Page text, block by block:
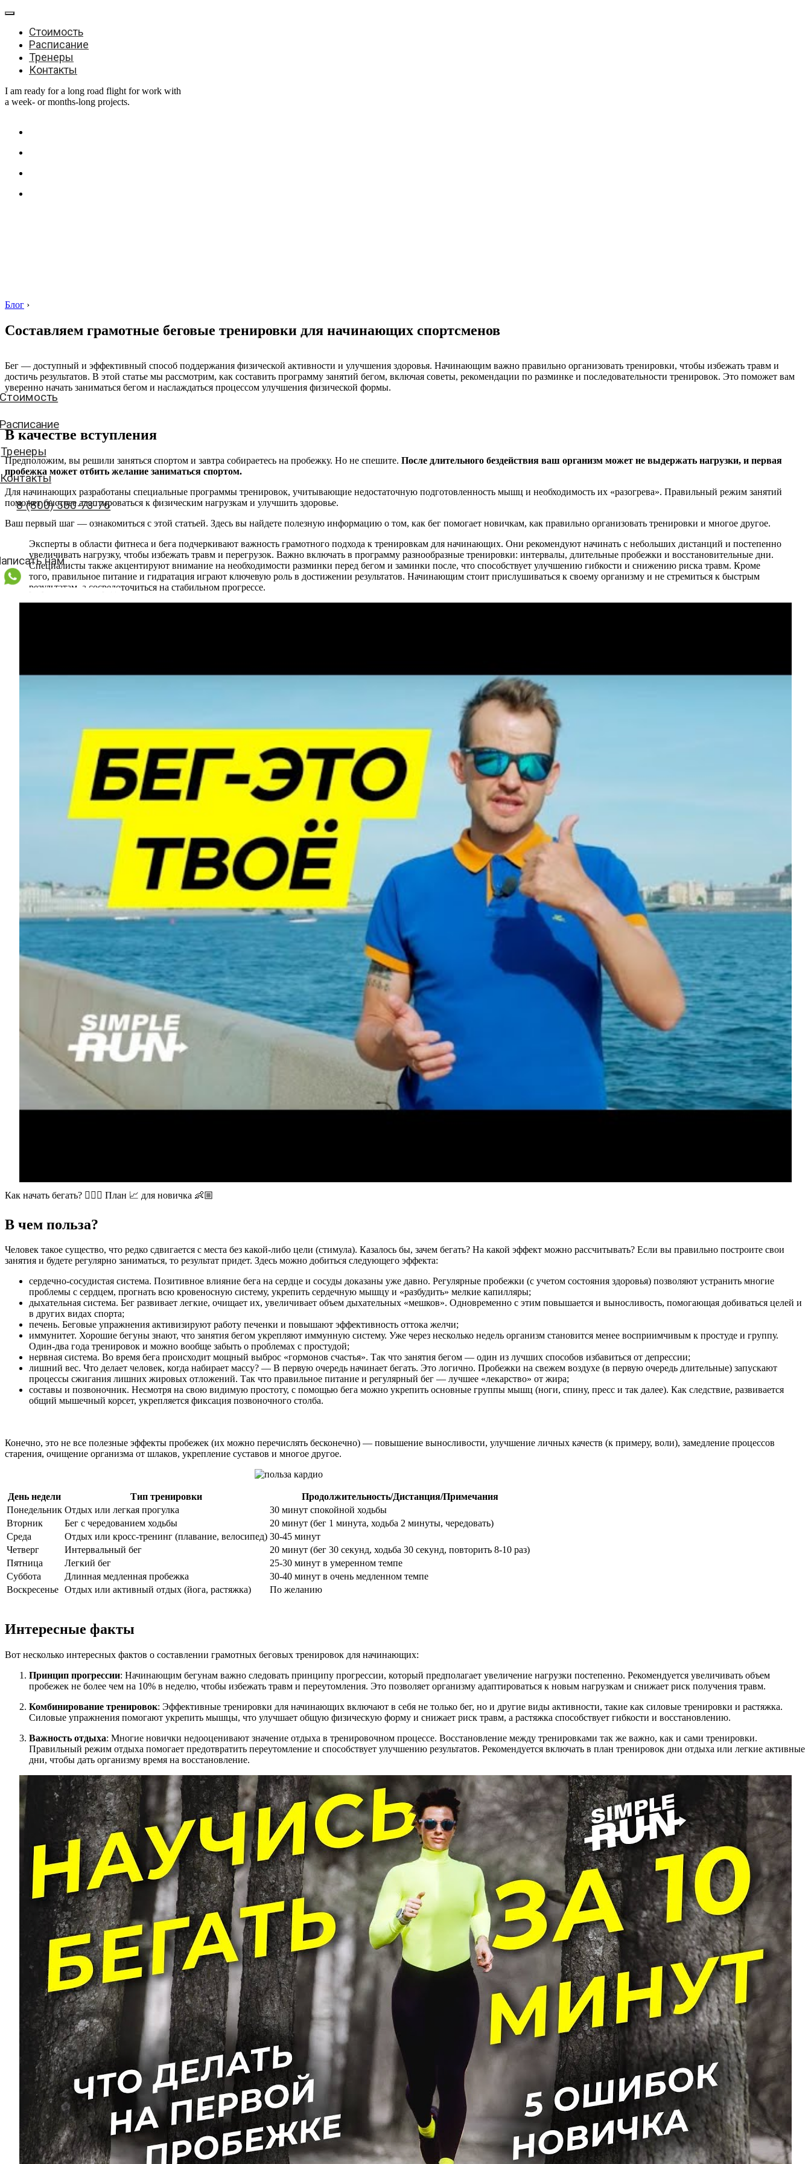
Стоимость
Расписание
Тренеры
Контакты
I am ready for a long road flight for work with
a week- or months-long projects.
Тренеры
Контакты
8 (800) 550-73-76
нам
Блог ›
Составляем грамотные беговые тренировки для начинающих спортсменов
Бег — доступный и эффективный способ поддержания физической активности и улучшения здоровья. Начинающим важно правильно организовать тренировки, чтобы избежать травм и
достичь результатов. В этой статье мы рассмотрим, как составить программу занятий бегом, включая советы, рекомендации по разминке и последовательности тренировок. Это поможет вам
уверенно начать заниматься бегом и наслаждаться процессом улучшения физической формы.
В качестве вступления
Предположим, вы решили заняться спортом и завтра собираетесь на пробежку. Но не спешите. После длительного бездействия ваш организм может не выдержать нагрузки, и первая
пробежка может отбить желание заниматься спортом.
Для начинающих разработаны специальные программы тренировок, учитывающие недостаточную подготовленность мышц и необходимость их «разогрева». Правильный режим занятий
поможет быстрее адаптироваться к физическим нагрузкам и улучшить здоровье.
Ваш первый шаг — ознакомиться с этой статьей. Здесь вы найдете полезную информацию о том, как бег помогает новичкам, как правильно организовать тренировки и многое другое.
Эксперты в области фитнеса и бега подчеркивают важность грамотного подхода к тренировкам для начинающих. Они рекомендуют начинать с небольших дистанций и постепенно
увеличивать нагрузку, чтобы избежать травм и перегрузок. Важно включать в программу разнообразные тренировки: интервалы, длительные пробежки и восстановительные дни.
Специалисты также акцентируют внимание на необходимости разминки перед бегом и заминки после, что способствует улучшению гибкости и снижению риска травм. Кроме
того, правильное питание и гидратация играют ключевую роль в достижении результатов. Начинающим стоит прислушиваться к своему организму и не стремиться к быстрым
результатам, а сосредоточиться на стабильном прогрессе.
Как начать бегать? 🏃🏻‍♂️ План 📈 для новичка 👶🏼
В чем польза?
Человек такое существо, что редко сдвигается с места без какой-либо цели (стимула). Казалось бы, зачем бегать? На какой эффект можно рассчитывать? Если вы правильно построите свои
занятия и будете регулярно заниматься, то результат придет. Здесь можно добиться следующего эффекта:
сердечно-сосудистая система. Позитивное влияние бега на сердце и сосуды доказаны уже давно. Регулярные пробежки (с учетом состояния здоровья) позволяют устранить многие
проблемы с сердцем, прогнать всю кровеносную систему, укрепить сердечную мышцу и «разбудить» мелкие капилляры;
дыхательная система. Бег развивает легкие, очищает их, увеличивает объем дыхательных «мешков». Одновременно с этим повышается и выносливость, помогающая добиваться целей и
в других видах спорта;
печень. Беговые упражнения активизируют работу печенки и повышают эффективность оттока желчи;
иммунитет. Хорошие бегуны знают, что занятия бегом укрепляют иммунную систему. Уже через несколько недель организм становится менее восприимчивым к простуде и группу.
Один-два года тренировок и можно вообще забыть о проблемах с простудой;
нервная система. Во время бега происходит мощный выброс «гормонов счастья». Так что занятия бегом — один из лучших способов избавиться от депрессии;
лишний вес. Что делает человек, когда набирает массу? — В первую очередь начинает бегать. Это логично. Пробежки на свежем воздухе (в первую очередь длительные) запускают
процессы сжигания лишних жировых отложений. Так что правильное питание и регулярный бег — лучшее «лекарство» от жира;
составы и позвоночник. Несмотря на свою видимую простоту, с помощью бега можно укрепить основные группы мышц (ноги, спину, пресс и так далее). Как следствие, развивается
общий мышечный корсет, укрепляется фиксация позвоночного столба.
Конечно, это не все полезные эффекты пробежек (их можно перечислять бесконечно) — повышение выносливости, улучшение личных качеств (к примеру, воли), замедление процессов
старения, очищение организма от шлаков, укрепление суставов и многое другое.
День недели Тип тренировки
Продолжительность/Дистанция/Примечания
Понедельник Отдых или легкая прогулка
30 минут спокойной ходьбы
Вторник
Бег с чередованием ходьбы
20 минут (бег 1 минута, ходьба 2 минуты, чередовать)
Среда
Отдых или кросс-тренинг (плавание, велосипед) 30-45 минут
Четверг
Интервальный бег
20 минут (бег 30 секунд, ходьба 30 секунд, повторить 8-10 раз)
Пятница
Легкий бег
25-30 минут в умеренном темпе
Суббота
Длинная медленная пробежка
30-40 минут в очень медленном темпе
Воскресенье Отдых или активный отдых (йога, растяжка) По желанию
Интересные факты
Вот несколько интересных фактов о составлении грамотных беговых тренировок для начинающих:
Принцип прогрессии: Начинающим бегунам важно следовать принципу прогрессии, который предполагает увеличение нагрузки постепенно. Рекомендуется увеличивать объем
пробежек не более чем на 10% в неделю, чтобы избежать травм и переутомления. Это позволяет организму адаптироваться к новым нагрузкам и снижает риск получения травм.
Комбинирование тренировок: Эффективные тренировки для начинающих включают в себя не только бег, но и другие виды активности, такие как силовые тренировки и растяжка.
Силовые упражнения помогают укрепить мышцы, что улучшает общую физическую форму и снижает риск травм, а растяжка способствует гибкости и восстановлению.
Важность отдыха: Многие новички недооценивают значение отдыха в тренировочном процессе. Восстановление между тренировками так же важно, как и сами тренировки.
Правильный режим отдыха помогает предотвратить переутомление и способствует улучшению результатов. Рекомендуется включать в план тренировок дни отдыха или легкие активные
дни, чтобы дать организму время на восстановление.